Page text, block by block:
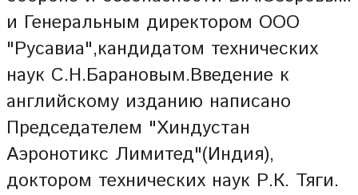
и Генеральным директором ООО
"Русавиа",кандидатом технических
наук С.Н.Барановым.Введение к
английскому изданию написано
Председателем "Хиндустан
Аэронотикс Лимитед"(Индия),
доктором технических наук Р.К. Тяги.